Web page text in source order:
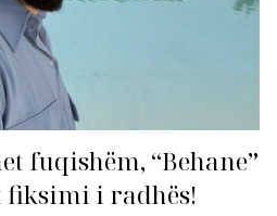
fuqishëm, “Behane”
fiksimi i radhës!